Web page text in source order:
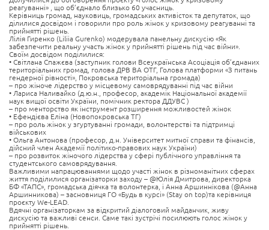
реагуванні» , що об’єднало близько 60 учасниць.
Керівниць громад, науковиць, громадських активісток та депутаток, що
ділилися досвідом і говорили про роль жінок у кризовому реагуванні та
прийнятті рішень.
Лілія Гиренко (Liliia Gurenko) модерувала панельну дискусію «Як
забезпечити реальну участь жінок у прийнятті рішень під час війни».
Своїм досвідом поділилися:
• Світлана Спажєва (заступник голови Всеукраїнська Асоціація об’єднаних
територіальних громад, голова ДРВ ВА ОТГ, Голова платформи «З питань
гендерної рівності», Покровська територіальна громада)
– про жіноче лідерство у місцевому самоврядуванні під час війни
• Лариса Наливайко (д.ю.н., професор, академік Національної академії
наук вищої освіти України, помічник ректора ДДУВС )
– про менторство як інструмент розширення можливостей жінок
• Ефендієва Еліна (Новопокровська ТГ)
– про роль жінок у згуртуванні громади, волонтерстві та підтримці
військових
• Ольга Антонова (професор, д.н. Університет митної справи та фінансів,
дійсний член Академії політико-правових наук України)
– про розвиток жіночого лідерства у сфері публічного управління та
студентського самоврядування.
Важливими напрацюваннями щодо участі жінок в різноманітних сферах
життя поділилися організаторки заходу – @Юлія Дмитрова, директорка
БФ «ТАПС», громадська діячка та волонтерка, і Анна Аршиннікова (@Анна
Аршинникова) – засновниця ГО «Будь в курсі» (Stay on top)та керівниця
проєкту We-LEAD.
Вдячні організаторкам за відкритий діалоговий майданчик, живу
дискусію та важливі сенси. Саме такі зустрічі посилюють голос жінок у
прийнятті рішень.